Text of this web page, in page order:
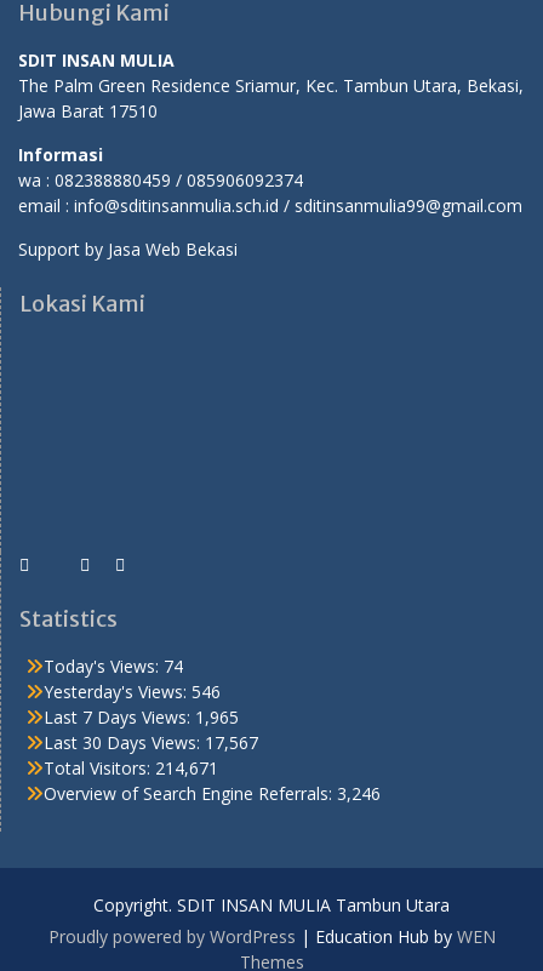
Hubungi Kami
SDIT INSAN MULIA
The Palm Green Residence Sriamur, Kec. Tambun Utara, Bekasi,
Jawa Barat 17510
Informasi
wa : 082388880459 / 085906092374
email : info@sditinsanmulia.sch.id / sditinsanmulia99@gmail.com
Support by Jasa Web Bekasi
Lokasi Kami
Statistics
Today's Views: 74
Yesterday's Views: 546
Last 7 Days Views: 1,965
Last 30 Days Views: 17,567
Total Visitors: 214,671
Overview of Search Engine Referrals: 3,246
Copyright. SDIT INSAN MULIA Tambun Utara
Proudly powered by WordPress | Education Hub by WEN
Themes